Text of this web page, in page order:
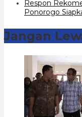
Respon
Ponorogo
Jangan